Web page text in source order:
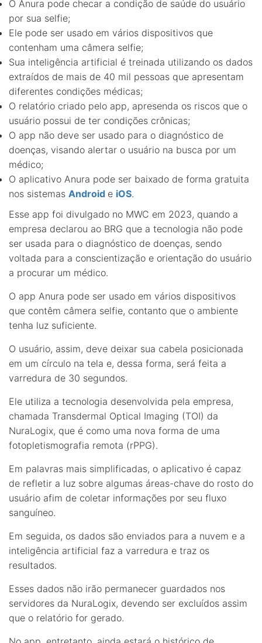
O Anura pode checar a condição de saúde do usuário
por sua selfie;
Ele pode ser usado em vários dispositivos que
contenham uma câmera selfie;
Sua inteligência artificial é treinada utilizando os dados
extraídos de mais de 40 mil pessoas que apresentam
diferentes condições médicas;
O relatório criado pelo app, apresenda os riscos que o
usuário possui de ter condições crônicas;
O app não deve ser usado para o diagnóstico de
doenças, visando alertar o usuário na busca por um
médico;
O aplicativo Anura pode ser baixado de forma gratuita
nos sistemas Android e iOS.
Esse app foi divulgado no MWC em 2023, quando a
empresa declarou ao BRG que a tecnologia não pode
ser usada para o diagnóstico de doenças, sendo
voltada para a conscientização e orientação do usuário
a procurar um médico.
O app Anura pode ser usado em vários dispositivos
que contêm câmera selfie, contanto que o ambiente
tenha luz suficiente.
O usuário, assim, deve deixar sua cabela posicionada
em um círculo na tela e, dessa forma, será feita a
varredura de 30 segundos.
Ele utiliza a tecnologia desenvolvida pela empresa,
chamada Transdermal Optical Imaging (TOI) da
NuraLogix, que é como uma nova forma de uma
fotopletismografia remota (rPPG).
Em palavras mais simplificadas, o aplicativo é capaz
de refletir a luz sobre algumas áreas-chave do rosto do
usuário afim de coletar informações por seu fluxo
sanguíneo.
Em seguida, os dados são enviados para a nuvem e a
inteligência artificial faz a varredura e traz os
resultados.
Esses dados não irão permanecer guardados nos
servidores da NuraLogix, devendo ser excluídos assim
que o relatório for gerado.